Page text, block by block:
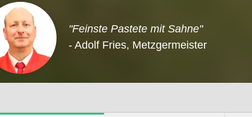
"Feinste Pastete mit Sahne"
- Adolf Fries, Metzgermeister